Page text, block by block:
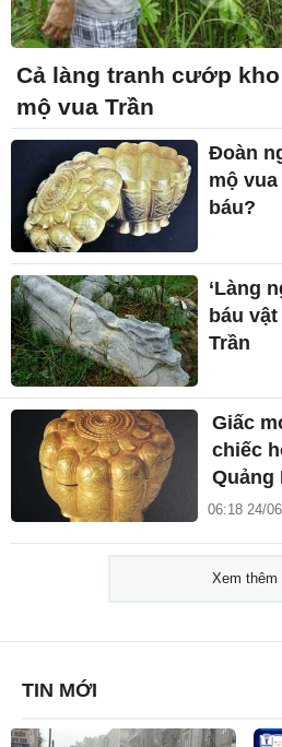
Cả làng tranh cướp
mộ vua Trần
Đoàn
mộ
báu?
‘Làng
báu
Trần
Giấc
chiếc
Quảng
06:18 24/
Xem thêm
TIN MỚI